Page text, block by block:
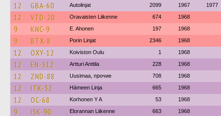
12 GBA-60 Autolinjat 2099 1967 1977
12 VTD-20 Oravaisten Liikenne 674 1968
9 KNC-9 E. Ahonen 197 1968
9 BTX-8 Porin Linjat 2346 1968
12 OXY-12 Koiviston Oulu 1 1968
12 EN-512 Artturi Anttila 228 1968
12 ZND-88 Uusimaa, прочие 708 1968
12 ITK-32 Hämeen Linja 665 1968
12 OC-68 Korhonen Y A 53 1968
9 ISK-90 Elorannan Liikenne 663 1968